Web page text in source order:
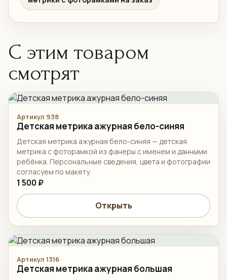
С этим товаром
смотрят
Артикул 938
Детская метрика ажурная бело-синяя
Детская метрика ажурная бело-синяя — детская
метрика с фоторамкой из фанеры с именем и данными
ребёнка. Персональные сведения, цвета и фотографии
согласуем по макету.
1 500 ₽
Открыть
Артикул 1316
Детская метрика ажурная большая